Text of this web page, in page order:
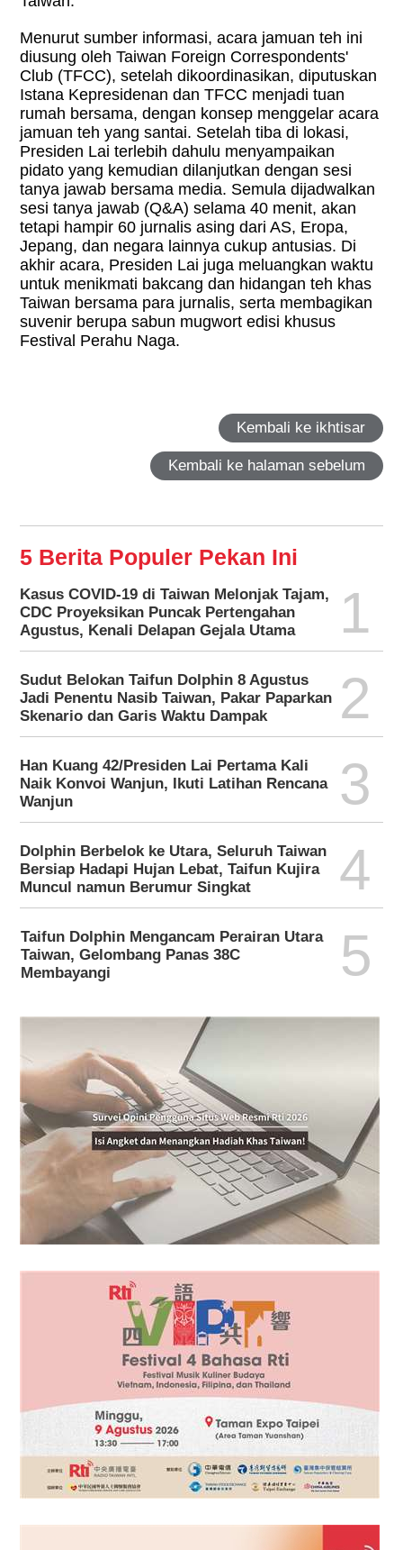
Menurut sumber informasi, acara jamuan teh ini
diusung oleh Taiwan Foreign Correspondents'
Club (TFCC), setelah dikoordinasikan, diputuskan
Istana Kepresidenan dan TFCC menjadi tuan
rumah bersama, dengan konsep menggelar acara
jamuan teh yang santai. Setelah tiba di lokasi,
Presiden Lai terlebih dahulu menyampaikan
pidato yang kemudian dilanjutkan dengan sesi
tanya jawab bersama media. Semula dijadwalkan
sesi tanya jawab (Q&A) selama 40 menit, akan
tetapi hampir 60 jurnalis asing dari AS, Eropa,
Jepang, dan negara lainnya cukup antusias. Di
akhir acara, Presiden Lai juga meluangkan waktu
untuk menikmati bakcang dan hidangan teh khas
Taiwan bersama para jurnalis, serta membagikan
suvenir berupa sabun mugwort edisi khusus
Festival Perahu Naga.
Kembali ke ikhtisar
Kembali ke halaman sebelum
5 Berita Populer Pekan Ini
Kasus COVID-19 di Taiwan Melonjak Tajam,
CDC Proyeksikan Puncak Pertengahan
Agustus, Kenali Delapan Gejala Utama
1
Sudut Belokan Taifun Dolphin 8 Agustus
Jadi Penentu Nasib Taiwan, Pakar Paparkan
Skenario dan Garis Waktu Dampak
2
Han Kuang 42/Presiden Lai Pertama Kali
Naik Konvoi Wanjun, Ikuti Latihan Rencana
Wanjun
3
Dolphin Berbelok ke Utara, Seluruh Taiwan
Bersiap Hadapi Hujan Lebat, Taifun Kujira
Muncul namun Berumur Singkat
4
Taifun Dolphin Mengancam Perairan Utara
Taiwan, Gelombang Panas 38C
Membayangi
5